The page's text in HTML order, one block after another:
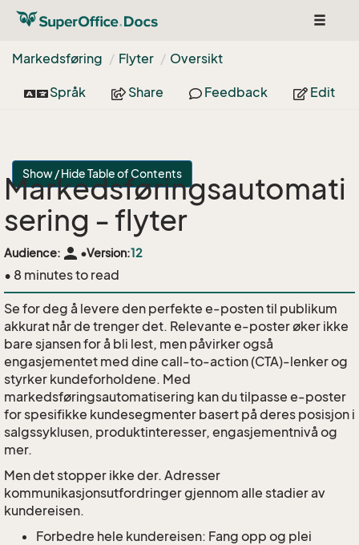
Toggle
Markedsføring
Flyter Oversikt
Språk Share Feedback Edit
Show / Hide Table of Contents
Markedsføringsautomati
sering - flyter
Audience: person •Version:12
• 8 minutes to read
Se for deg å levere den perfekte e-posten til publikum
akkurat når de trenger det. Relevante e-poster øker ikke
bare sjansen for å bli lest, men påvirker også
engasjementet med dine call-to-action (CTA)-lenker og
styrker kundeforholdene. Med
markedsføringsautomatisering kan du tilpasse e-poster
for spesifikke kundesegmenter basert på deres posisjon i
salgssyklusen, produktinteresser, engasjementnivå og
mer.
Men det stopper ikke der. Adresser
kommunikasjonsutfordringer gjennom alle stadier av
kundereisen.
Forbedre hele kundereisen: Fang opp og plei